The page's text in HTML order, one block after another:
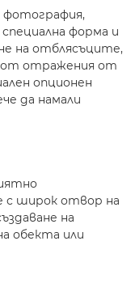
фотография,
форма и
на отблясъците,
от отражения от
опционен
да намали
с широк отвор на
на
обекта или